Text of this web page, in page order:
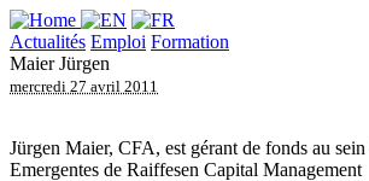
Actualités Emploi Formation
Maier Jürgen
mercredi 27 avril 2011
Jürgen Maier, CFA, est gérant de fonds au
Emergentes de Raiffesen Capital Management